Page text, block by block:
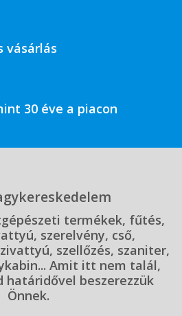
vásárlás
30 éve a piacon
termékek, fűtés,
szerelvény, cső,
szellőzés, szaniter,
Amit itt nem talál,
határidővel beszerezzük
Önnek.